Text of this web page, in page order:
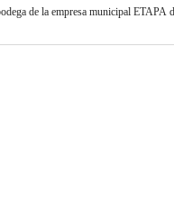
de la empresa municipal ETAPA